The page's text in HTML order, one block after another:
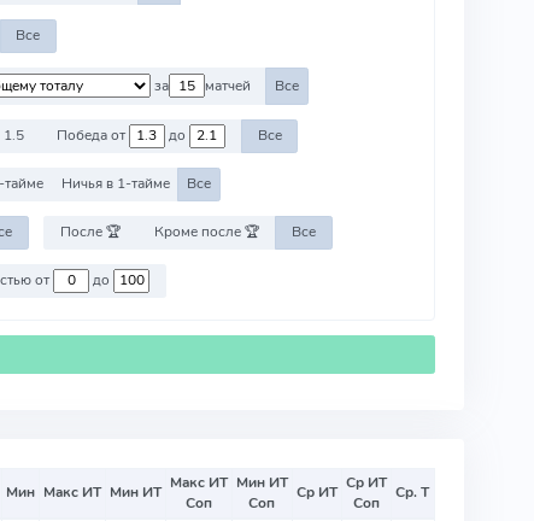
Все
за матчей Все
1.5 Победа от до Все
Ничья в 1-тайме Все
После 🏆 Кроме после 🏆 Все
Против команд со стоимостью от до
Мин Макс ИТ Мин ИТ Макс ИТ
Соп
Мин ИТ
Соп
Ср ИТ Ср ИТ
Соп
Ср. Т